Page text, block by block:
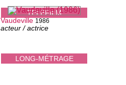
TÉLÉFILM
LONG-MÉTRAGE
Vaudeville 1986
acteur / actrice